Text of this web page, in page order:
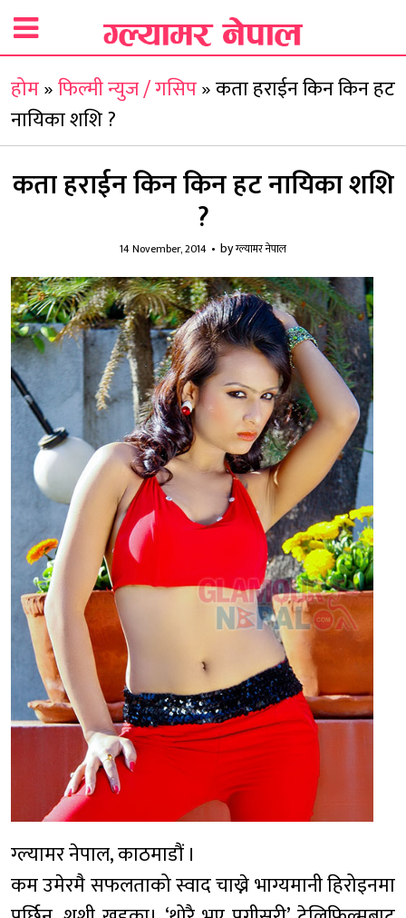
होम»फिल्मी न्युज / गसिप»कता हराईन किन किन हट
नायिका शशि ?
कता हराईन किन किन हट नायिका शशि
?
14 November, 2014 byग्ल्यामर नेपाल
ग्ल्यामर नेपाल, काठमाडौं ।
कम उमेरमै सफलताको स्वाद चाख्ने भाग्यमानी हिरोइनमा